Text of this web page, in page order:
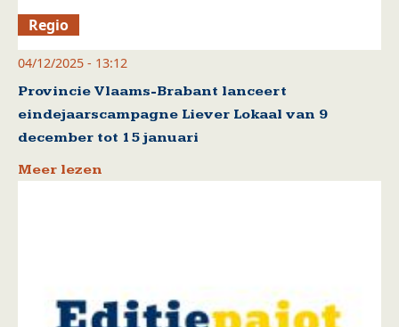
Regio
04/12/2025 - 13:12
Provincie Vlaams-Brabant lanceert
eindejaarscampagne Liever Lokaal van 9
december tot 15 januari
Meer lezen